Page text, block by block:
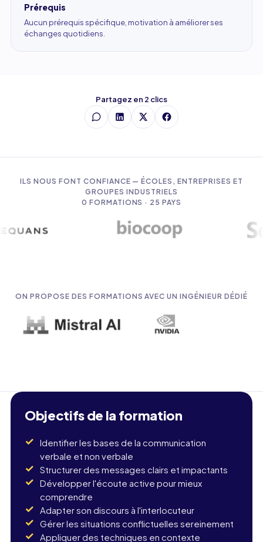
Prérequis
Aucun prérequis spécifique, motivation à améliorer ses
échanges quotidiens.
Partagez en 2 clics
ILS NOUS FONT CONFIANCE — ÉCOLES, ENTREPRISES ET
GROUPES INDUSTRIELS
0 FORMATIONS · 25 PAYS
ON PROPOSE DES FORMATIONS AVEC UN INGÉNIEUR DÉDIÉ
Objectifs de la formation
Identifier les bases de la communication
verbale et non verbale
Structurer des messages clairs et impactants
Développer l'écoute active pour mieux
comprendre
Adapter son discours à l'interlocuteur
Gérer les situations conflictuelles sereinement
Appliquer des techniques en contexte